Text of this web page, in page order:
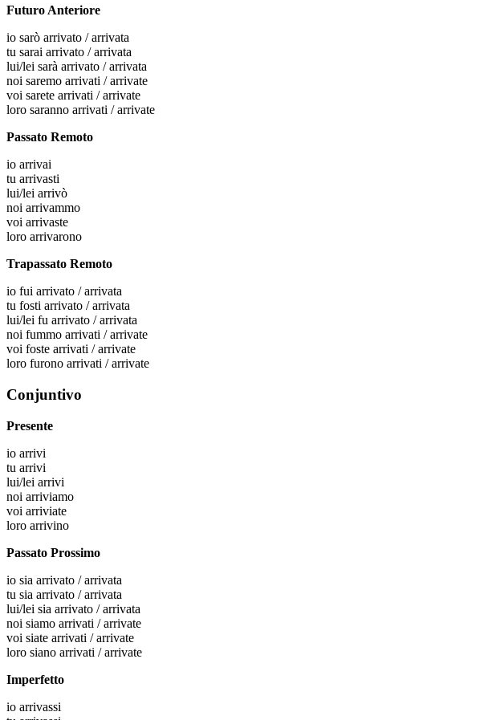
Futuro Anteriore
io sarò arrivato / arrivata
tu sarai arrivato / arrivata
lui/lei sarà arrivato / arrivata
noi saremo arrivati / arrivate
voi sarete arrivati / arrivate
loro saranno arrivati / arrivate
Passato Remoto
io arrivai
tu arrivasti
lui/lei arrivò
noi arrivammo
voi arrivaste
loro arrivarono
Trapassato Remoto
io fui arrivato / arrivata
tu fosti arrivato / arrivata
lui/lei fu arrivato / arrivata
noi fummo arrivati / arrivate
voi foste arrivati / arrivate
loro furono arrivati / arrivate
Conjuntivo
Presente
io arrivi
tu arrivi
lui/lei arrivi
noi arriviamo
voi arriviate
loro arrivino
Passato Prossimo
io sia arrivato / arrivata
tu sia arrivato / arrivata
lui/lei sia arrivato / arrivata
noi siamo arrivati / arrivate
voi siate arrivati / arrivate
loro siano arrivati / arrivate
Imperfetto
io arrivassi